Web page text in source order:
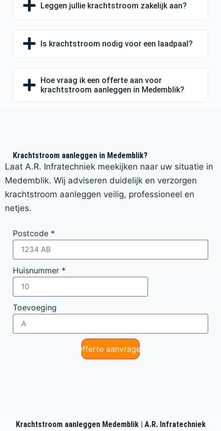
Leggen jullie krachtstroom zakelijk aan?
Is krachtstroom nodig voor een laadpaal?
Hoe vraag ik een offerte aan voor
krachtstroom aanleggen in Medemblik?
Krachtstroom aanleggen in Medemblik?
Laat A.R. Infratechniek meekijken naar uw situatie in
Medemblik. Wij adviseren duidelijk en verzorgen
krachtstroom aanleggen veilig, professioneel en
netjes.
Postcode *
Huisnummer *
Toevoeging
Offerte aanvragen
Krachtstroom aanleggen Medemblik | A.R. Infratechniek